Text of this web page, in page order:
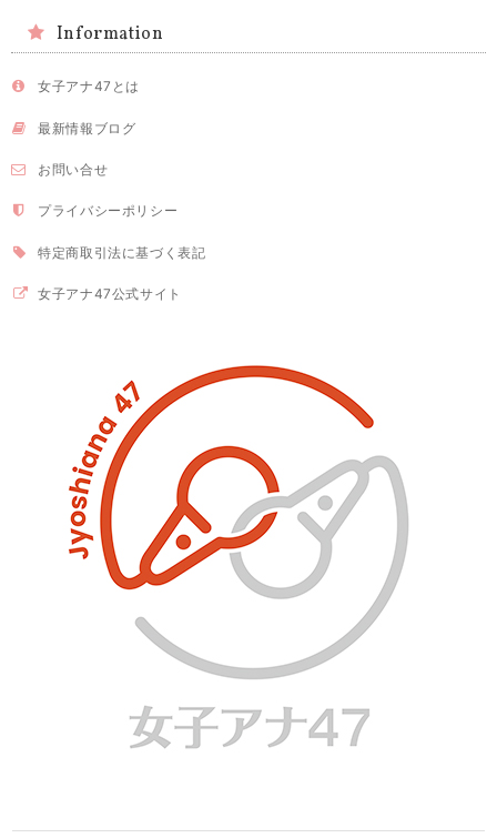
Information
女子アナ47とは
最新情報ブログ
お問い合せ
プライバシーポリシー
特定商取引法に基づく表記
女子アナ47公式サイト